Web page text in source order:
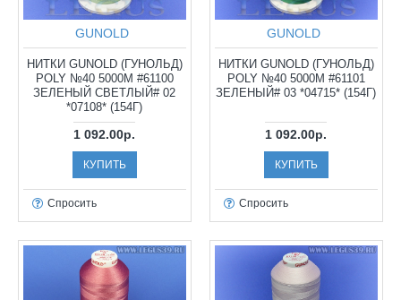
GUNOLD
НИТКИ GUNOLD (ГУНОЛЬД)
POLY №40 5000М #61100
ЗЕЛЕНЫЙ СВЕТЛЫЙ# 02
*07108* (154Г)
1 092.00р.
КУПИТЬ
Спросить
GUNOLD
НИТКИ GUNOLD (ГУНОЛЬД)
POLY №40 5000М #61101
ЗЕЛЕНЫЙ# 03 *04715* (154Г)
1 092.00р.
КУПИТЬ
Спросить